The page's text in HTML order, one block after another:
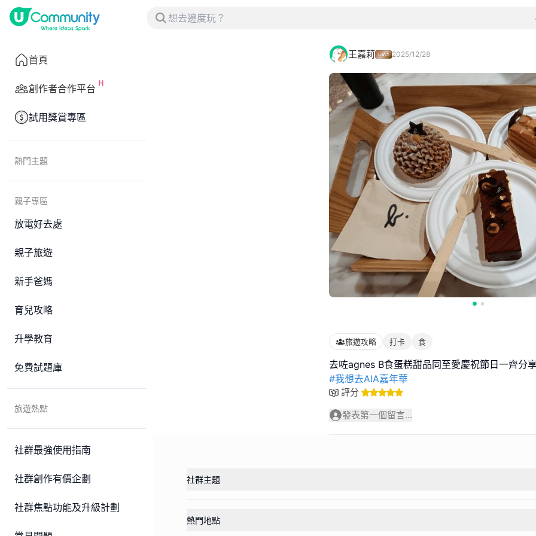
首頁
創作者合作平台
試用獎賞專區
熱門主題
親子專區
放電好去處
親子旅遊
新手爸媽
育兒攻略
升學教育
免費試題庫
旅遊熱點
社群最強使用指南
社群創作有價企劃
社群焦點功能及升級計劃
王嘉莉 2025/12/28
旅遊攻略 打卡 食
#我想去AIA嘉年華
評分
發表第一個留言...
社群主題
熱門地點